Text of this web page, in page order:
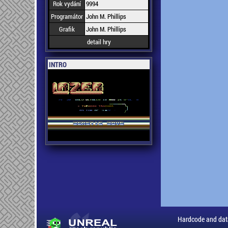
Rok vydání 9994
Programátor John M. Phillips
Grafik
John M. Phillips
detail hry
INTRO
Hardcode and